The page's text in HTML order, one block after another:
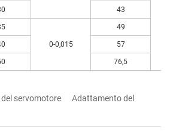
43
0-0,015
49
57
76,5
servomotore
Adattamento del